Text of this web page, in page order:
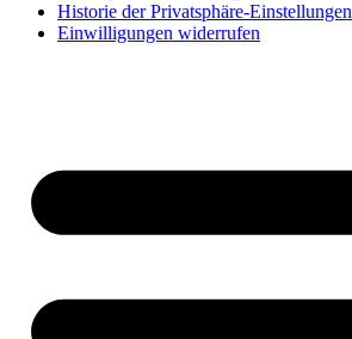
Historie der Privatsphäre-Einstellungen
Einwilligungen widerrufen